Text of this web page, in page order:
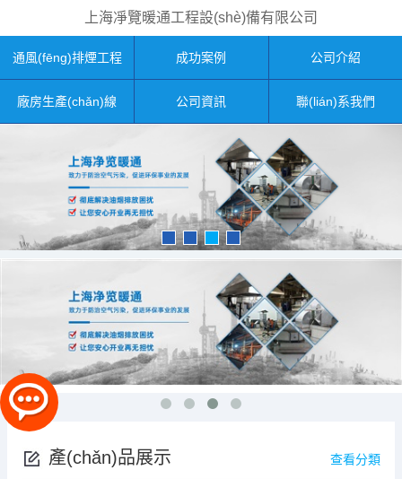
上海凈覽暖通工程設(shè)備有限公司
通風(fēng)排煙工程 成功案例 公司介紹
廠房生產(chǎn)線 公司資訊 聯(lián)系我們
產(chǎn)品展示 查看分類